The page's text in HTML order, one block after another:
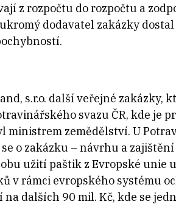
z rozpočtu do rozpočtu a
dodavatel zakázky
s.r.o. další veřejné zakázky,
svazu ČR, kde je
ministrem zemědělství. U
o zakázku – návrhu a
užití paštik z Evropské unie
v rámci evropského systému
dalších 90 mil. Kč, kde se